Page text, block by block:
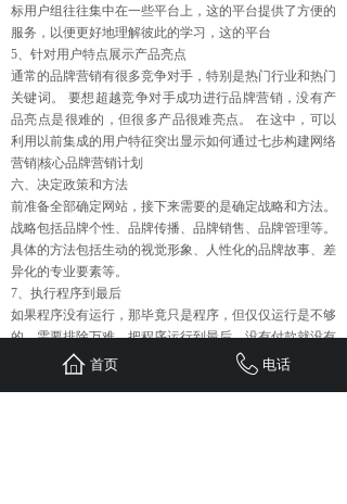
标用户组往往集中在一些平台上，这的平台提供了方便的
服务，以便更好地理解彼此的学习，这的平台
5、针对用户特点展示产品亮点
通常的品牌营销有很多竞争对手，特别是热门行业和热门
关键词。 要想超越竞争对手成功进行品牌营销，没有产
品亮点是很难的，但很多产品很难亮点。 在这中，可以
利用以前集成的用户特征突出显示如何通过七步构建网络
营销|核心品牌营销计划
六、决定政策和方法
前准备全部确定网站，接下来需要的是确定战略和方法。
战略包括品牌个性、品牌传播、品牌销售、品牌管理等。
具体的方法包括生动的视觉形象、人性化的品牌故事、差
异化的专业要素等。
7、执行程序到最后
如果程序没有运行，那毕竟只是程序，但仅仅运行是不够
的，需要排除万难，把程序运行到最后，没有付款就没有
回报。 品牌营销是一个漫长而无聊的过程，但成功后，
首页 电话